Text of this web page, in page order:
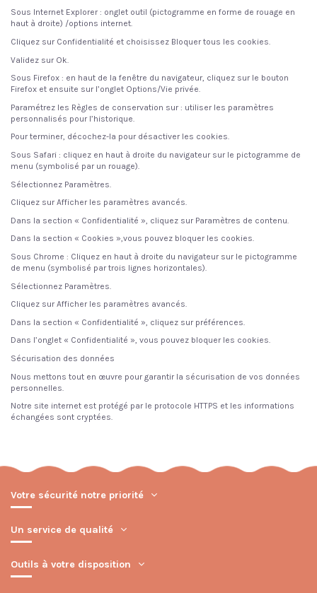
Sous Internet Explorer : onglet outil (pictogramme en forme de rouage en
haut à droite) /options internet.
Cliquez sur Confidentialité et choisissez Bloquer tous les cookies.
Validez sur Ok.
Sous Firefox : en haut de la fenêtre du navigateur, cliquez sur le bouton
Firefox et ensuite sur l’onglet Options/Vie privée.
Paramétrez les Règles de conservation sur : utiliser les paramètres
personnalisés pour l’historique.
Pour terminer, décochez-la pour désactiver les cookies.
Sous Safari : cliquez en haut à droite du navigateur sur le pictogramme de
menu (symbolisé par un rouage).
Sélectionnez Paramètres.
Cliquez sur Afficher les paramètres avancés.
Dans la section « Confidentialité », cliquez sur Paramètres de contenu.
Dans la section « Cookies »,vous pouvez bloquer les cookies.
Sous Chrome : Cliquez en haut à droite du navigateur sur le pictogramme
de menu (symbolisé par trois lignes horizontales).
Sélectionnez Paramètres.
Cliquez sur Afficher les paramètres avancés.
Dans la section « Confidentialité », cliquez sur préférences.
Dans l’onglet « Confidentialité », vous pouvez bloquer les cookies.
Sécurisation des données
Nous mettons tout en œuvre pour garantir la sécurisation de vos données
personnelles.
Notre site internet est protégé par le protocole HTTPS et les informations
échangées sont cryptées.
Votre sécurité notre priorité
Un service de qualité
Outils à votre disposition